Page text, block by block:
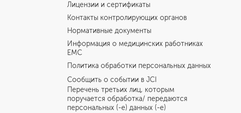
Лицензии и сертификаты
Контакты контролирующих органов
Нормативные документы
Информация о медицинских работниках
EMC
Политика обработки персональных данных
Сообщить о событии в JCI
Перечень третьих лиц, которым
поручается обработка/ передаются
персональных (-е) данных (-е)